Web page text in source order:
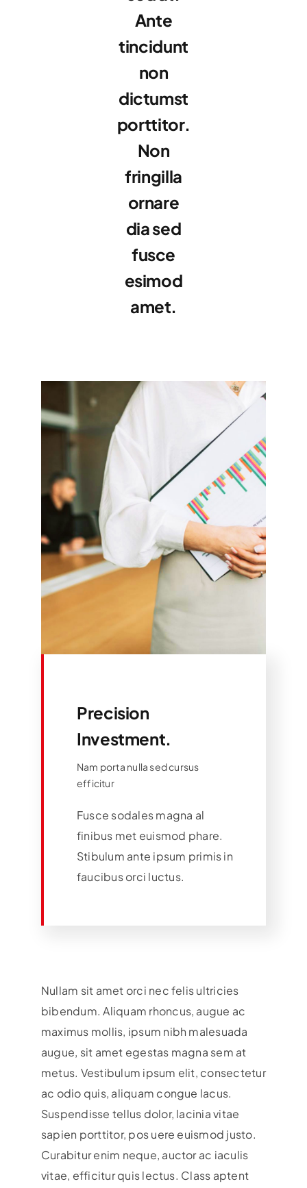
Ante
tincidunt
non
dictumst
porttitor.
Non
fringilla
ornare
dia sed
fusce
esimod
amet.
Precision
Investment.
Nam porta nulla sed cursus
efficitur
Fusce sodales magna al
finibus met euismod phare.
Stibulum ante ipsum primis in
faucibus orci luctus.
Nullam sit amet orci nec felis ultricies
bibendum. Aliquam rhoncus, augue ac
maximus mollis, ipsum nibh malesuada
augue, sit amet egestas magna sem at
metus. Vestibulum ipsum elit, consectetur
ac odio quis, aliquam congue lacus.
Suspendisse tellus dolor, lacinia vitae
sapien porttitor, pos uere euismod justo.
Curabitur enim neque, auctor ac iaculis
vitae, efficitur quis lectus. Class aptent